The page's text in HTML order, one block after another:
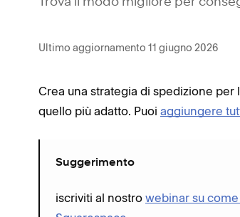
Ultimo aggiornamento 11 giugno 2026
Crea una strategia di spedizione
quello più adatto. Puoi aggiungere
Suggerimento
iscriviti al nostro webinar su